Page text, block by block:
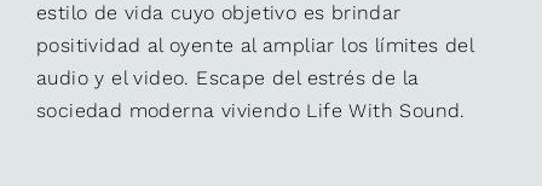
estilo de vida cuyo objetivo es brindar
positividad al oyente al ampliar los límites del
audio y el video. Escape del estrés de la
sociedad moderna viviendo Life With Sound.